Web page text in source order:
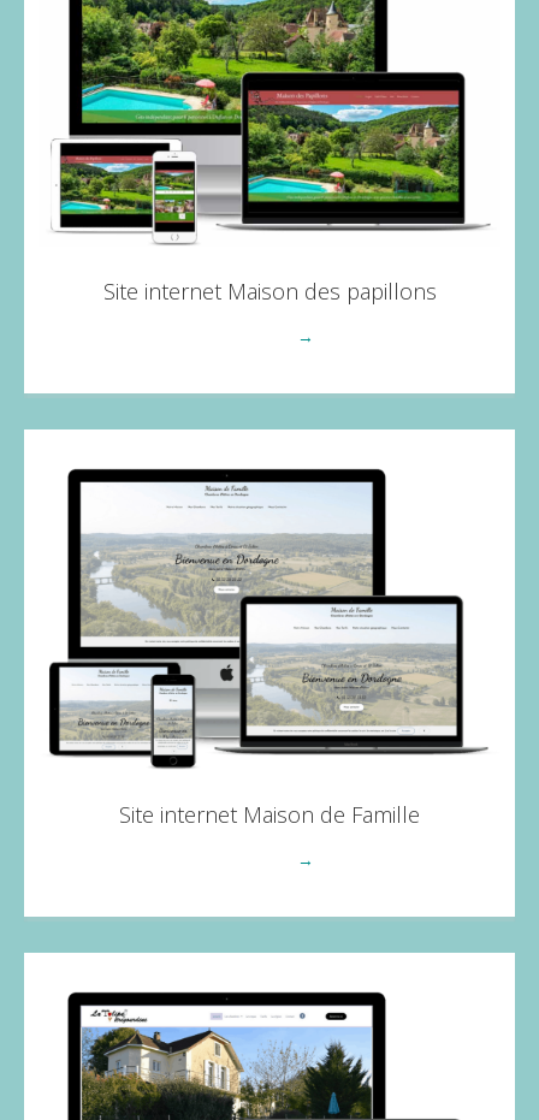
Site internet Maison des papillons
→
Site internet Maison de Famille
→